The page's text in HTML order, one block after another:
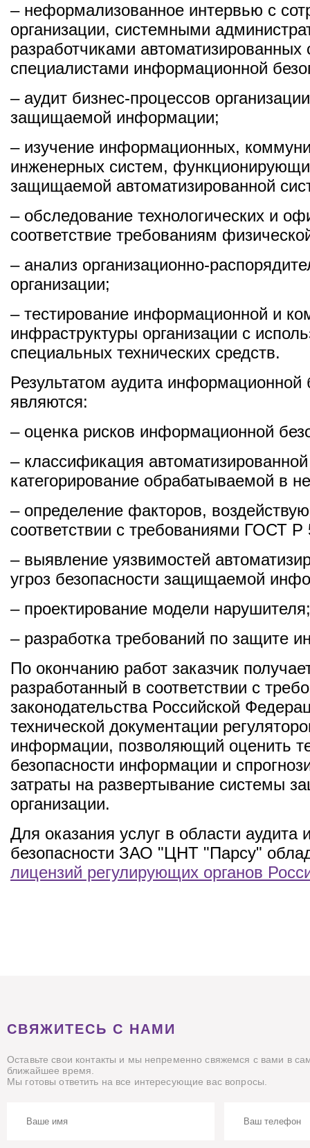
– неформализованное интервью с
организации, системными
разработчиками автоматизированных
специалистами информационной
– аудит бизнес-процессов
защищаемой информации;
– изучение информационных,
инженерных систем,
защищаемой автоматизированной
– обследование технологических и
соответствие требованиям
– анализ организационно-
организации;
– тестирование информационной и
инфраструктуры организации с
специальных технических средств.
Результатом аудита информационной
являются:
– оценка рисков информационной
– классификация
категорирование обрабатываемой в
– определение факторов,
соответствии с требованиями ГОСТ Р
– выявление уязвимостей
угроз безопасности защищаемой
– проектирование модели нарушителя;
– разработка требований по защите
По окончанию работ заказчик
разработанный в соответствии с
законодательства Российской
технической документации
информации, позволяющий оценить
безопасности информации и
затраты на развертывание системы
организации.
Для оказания услуг в области
безопасности ЗАО "ЦНТ "Парсу"
лицензий регулирующих органов
СВЯЖИТЕСЬ С НАМИ
Оставьте свои контакты и мы непременно свяжемся с вами в
ближайшее время.
Мы готовы ответить на все интересующие вас вопросы.